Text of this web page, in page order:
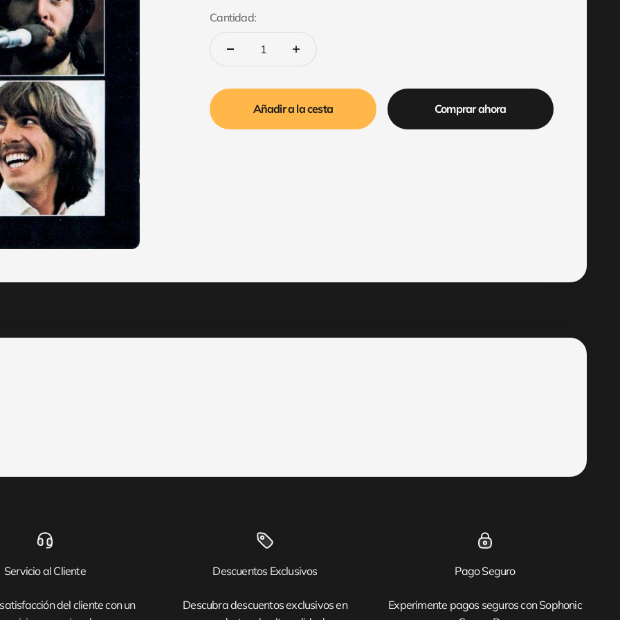
Cantidad:
Añadir a la cesta Comprar ahora
Servicio al Cliente
del cliente con un
Descuentos Exclusivos
Descubra descuentos exclusivos en
Pago Seguro
Experimente pagos seguros con Sophonic